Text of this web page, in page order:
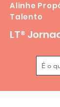
Alinhe
Talento
LT®